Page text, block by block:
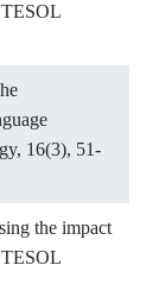
TESOL
16(3), 51-
the impact
TESOL